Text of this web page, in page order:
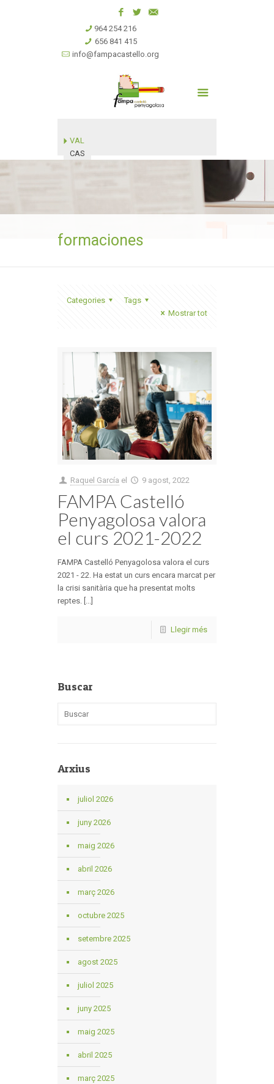
964 254 216
656 841 415
info@fampacastello.org
VAL
CAS
formaciones
Categories
Tags
Mostrar tot
Raquel García el 9 agost, 2022
FAMPA Castelló
Penyagolosa valora
el curs 2021-2022
FAMPA Castelló Penyagolosa valora el curs
2021 - 22. Ha estat un curs encara marcat per
la crisi sanitària que ha presentat molts
reptes. [...]
Llegir més
Buscar
Arxius
juliol 2026
juny 2026
maig 2026
abril 2026
març 2026
octubre 2025
setembre 2025
agost 2025
juliol 2025
juny 2025
maig 2025
abril 2025
març 2025